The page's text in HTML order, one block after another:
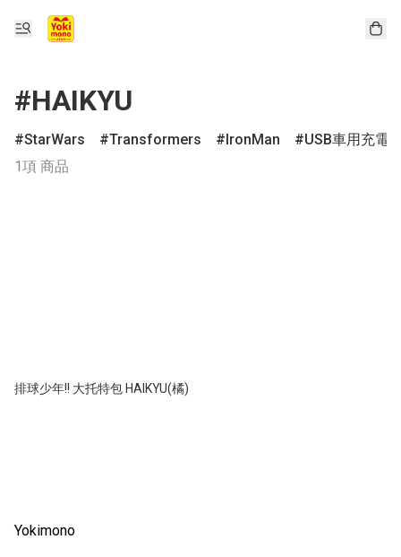
#HAIKYU
StarWars Transformers IronMan
USB車用充電
1項 商品
排球少年!! 大托特包 HAIKYU(橘)
Yokimono